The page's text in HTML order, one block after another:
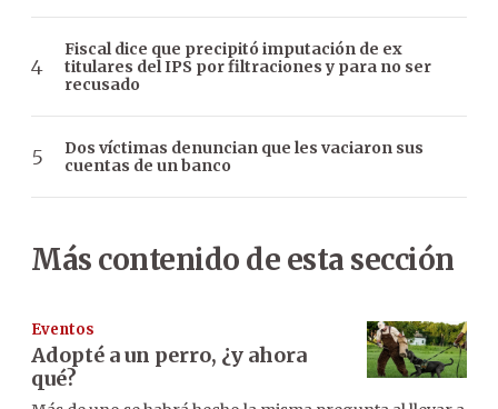
Fiscal dice que precipitó imputación de ex
titulares del IPS por filtraciones y para no ser
recusado
Dos víctimas denuncian que les vaciaron sus
cuentas de un banco
Más contenido de esta sección
Eventos
Adopté a un perro, ¿y ahora
qué?